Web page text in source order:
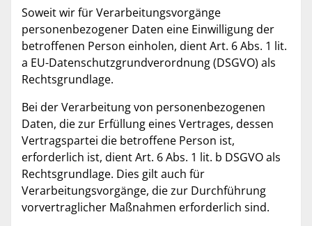
Soweit wir für Verarbeitungsvorgänge
personenbezogener Daten eine Einwilligung der
betroffenen Person einholen, dient Art. 6 Abs. 1 lit.
a EU-Datenschutzgrundverordnung (DSGVO) als
Rechtsgrundlage.
Bei der Verarbeitung von personenbezogenen
Daten, die zur Erfüllung eines Vertrages, dessen
Vertragspartei die betroffene Person ist,
erforderlich ist, dient Art. 6 Abs. 1 lit. b DSGVO als
Rechtsgrundlage. Dies gilt auch für
Verarbeitungsvorgänge, die zur Durchführung
vorvertraglicher Maßnahmen erforderlich sind.